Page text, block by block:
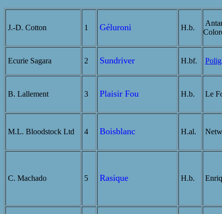
J.-D. Cotton 1 Géluroni H.b.
Ecurie Sagara 2 Sundriver H.bf.
B. Lallement 3 Plaisir Fou H.b. Le
M.L. Bloodstock Ltd 4 Boisblanc H.al.
C. Machado 5 Rasique H.b.